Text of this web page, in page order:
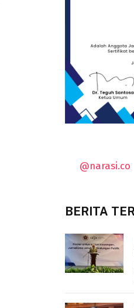
@narasi.co
BERITA